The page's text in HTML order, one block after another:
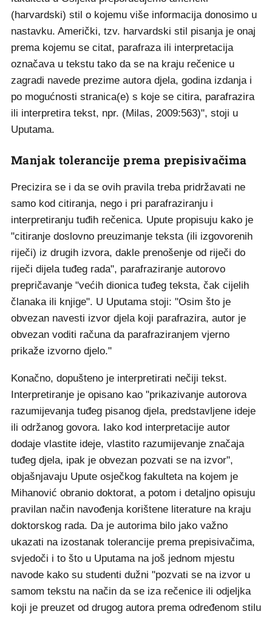
(harvardski) stil o kojemu više informacija donosimo u
nastavku. Američki, tzv. harvardski stil pisanja je onaj
prema kojemu se citat, parafraza ili interpretacija
označava u tekstu tako da se na kraju rečenice u
zagradi navede prezime autora djela, godina izdanja i
po mogućnosti stranica(e) s koje se citira, parafrazira
ili interpretira tekst, npr. (Milas, 2009:563)", stoji u
Uputama.
Manjak tolerancije prema prepisivačima
Precizira se i da se ovih pravila treba pridržavati ne
samo kod citiranja, nego i pri parafraziranju i
interpretiranju tuđih rečenica. Upute propisuju kako je
"citiranje doslovno preuzimanje teksta (ili izgovorenih
riječi) iz drugih izvora, dakle prenošenje od riječi do
riječi dijela tuđeg rada", parafraziranje autorovo
prepričavanje "većih dionica tuđeg teksta, čak cijelih
članaka ili knjige". U Uputama stoji: "Osim što je
obvezan navesti izvor djela koji parafrazira, autor je
obvezan voditi računa da parafraziranjem vjerno
prikaže izvorno djelo."
Konačno, dopušteno je interpretirati nečiji tekst.
Interpretiranje je opisano kao "prikazivanje autorova
razumijevanja tuđeg pisanog djela, predstavljene ideje
ili održanog govora. Iako kod interpretacije autor
dodaje vlastite ideje, vlastito razumijevanje značaja
tuđeg djela, ipak je obvezan pozvati se na izvor",
objašnjavaju Upute osječkog fakulteta na kojem je
Mihanović obranio doktorat, a potom i detaljno opisuju
pravilan način navođenja korištene literature na kraju
doktorskog rada. Da je autorima bilo jako važno
ukazati na izostanak tolerancije prema prepisivačima,
svjedoči i to što u Uputama na još jednom mjestu
navode kako su studenti dužni "pozvati se na izvor u
samom tekstu na način da se iza rečenice ili odjeljka
koji je preuzet od drugog autora prema određenom stilu